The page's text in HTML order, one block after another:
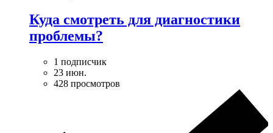
Куда смотреть для диагностики
проблемы?
1 подписчик
23 июн.
428 просмотров